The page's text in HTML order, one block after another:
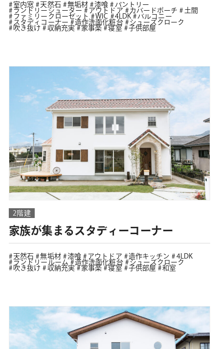
室内窓 天然石 無垢材 漆喰
パントリー
ランドリーシューター
アウトドア カバードポーチ
土間
ファミリークローゼット
WIC 4LDK
バルコニー
スタディコーナー
造作洗面化粧台
シューズクローク
吹き抜け
収納充実 家事楽 寝室 子供部屋
2階建
家族が集まるスタディーコーナー
天然石 無垢材 漆喰 アウトドア 造作キッチン
4LDK
ランドリールーム
造作洗面化粧台
シューズクローク
吹き抜け
収納充実 家事楽 寝室 子供部屋 和室